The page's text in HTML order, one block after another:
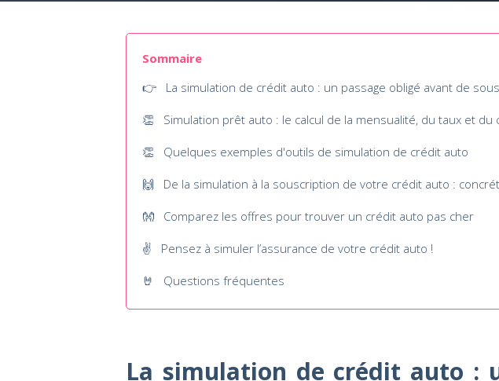
Sommaire
👉 La simulation de crédit auto : un passage obligé avant de
👏 Simulation prêt auto : le calcul de la mensualité, du taux et du
👏 Quelques exemples d'outils de simulation de crédit auto
🙌 De la simulation à la souscription de votre crédit auto :
👐 Comparez les offres pour trouver un crédit auto pas cher
✌️ Pensez à simuler l’assurance de votre crédit auto !
🤘 Questions fréquentes
La simulation de crédit auto :